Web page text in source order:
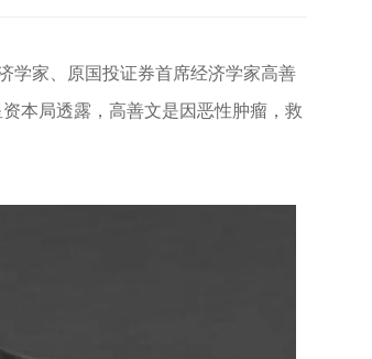
学家、原国投证券首席经济学家高善
本局透露，高善文是因恶性肿瘤，救